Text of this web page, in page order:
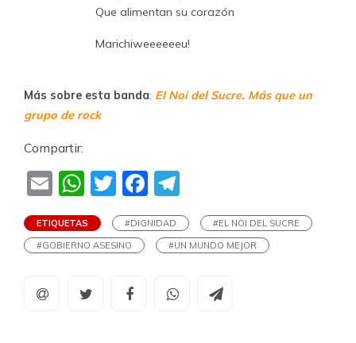
Que alimentan su corazón
Marichiweeeeeeu!
Más sobre esta banda: El Noi del Sucre. Más que un
grupo de rock
Compartir:
EmailWhatsApp
TwitterFacebook
ETIQUETAS #DIGNIDAD
#EL NOI DEL SUCRE
#GOBIERNO ASESINO
#UN MUNDO MEJOR